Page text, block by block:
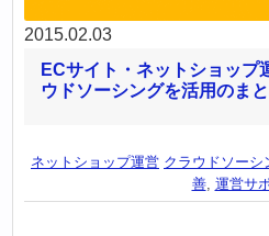
2015.02.03
ECサイト・ネットショップ
ウドソーシングを活用のま
ネットショップ運営 クラウドソーシ
善, 運営サ